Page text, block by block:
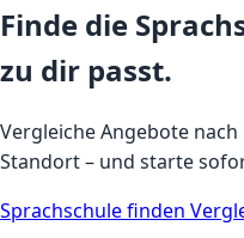
Finde die
zu dir passt.
Vergleiche Angebote
Standort – und starte
Sprachschule finden